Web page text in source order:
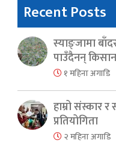
Recent Posts
स्याङ्जामा
पाउँदैनन्
१ महिना अगाडि
हाम्रो संस्कार
प्रतियोगिता
२ महिना अगाडि